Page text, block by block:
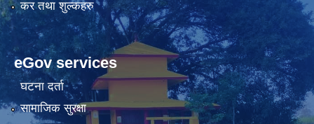
कर तथा शुल्कहरु
eGov services
घटना दर्ता
सामाजिक सुरक्षा